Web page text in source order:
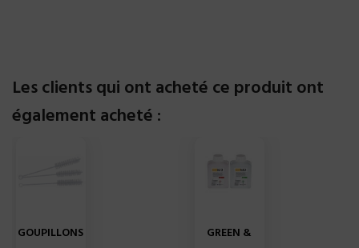
Les clients qui ont acheté ce produit ont
également acheté :
GOUPILLONS
GREEN &